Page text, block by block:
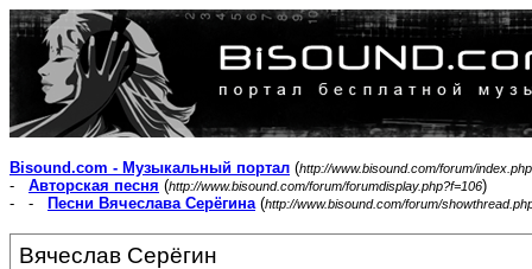
Bisound.com - Музыкальный портал (http://www.bisound.com/forum/index.php
- Авторская песня (http://www.bisound.com/forum/forumdisplay.php?f=106)
- -
Песни Вячеслава Серёгина(http://www.bisound.com/forum/
Вячеслав Серёгин